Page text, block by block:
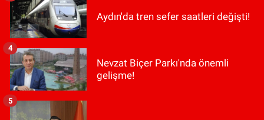
Aydın'da tren sefer saatleri değişti!
Nevzat Biçer Parkı'nda önemli
gelişme!
4
5